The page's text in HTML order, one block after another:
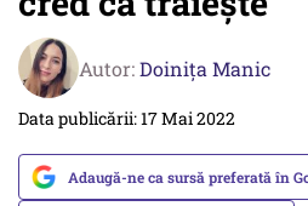
Autor:Doinița Manic
Data publicării: 17 Mai 2022
Adaugă-ne ca sursă preferată în